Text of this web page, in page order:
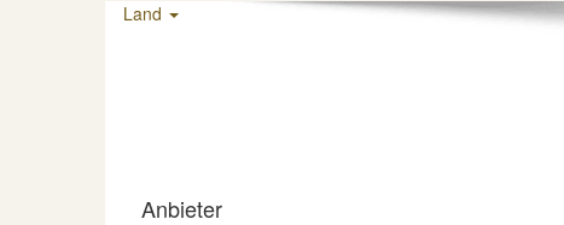
Land
Anbieter